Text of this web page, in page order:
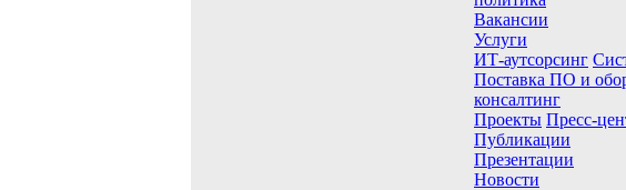
Вакансии
Услуги
ИТ-аутсорсинг
Поставка ПО и
консалтинг
Проекты Пресс-
Публикации
Презентации
Новости